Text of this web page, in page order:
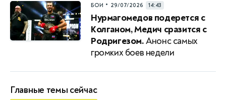
БОИ • 29/07/2026 14:43
Нурмагомедов подерется с
Колганом, Медич сразится с
Родригезом.Анонс самых
громких боев недели
Главные темы сейчас